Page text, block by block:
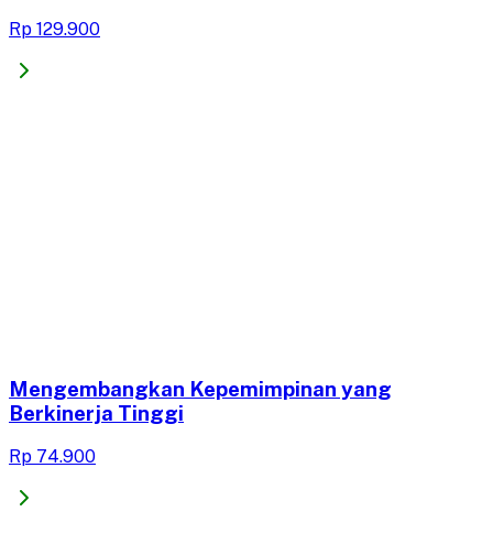
Rp 129.900
Mengembangkan Kepemimpinan yang
Berkinerja Tinggi
Rp 74.900